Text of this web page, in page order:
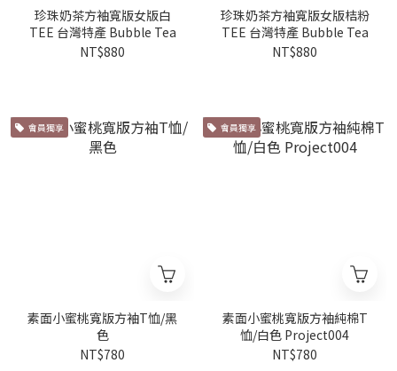
珍珠奶茶方袖寬版女版白
TEE 台灣特產 Bubble Tea
NT$880
珍珠奶茶方袖寬版女版桔粉
TEE 台灣特產 Bubble Tea
NT$880
會員獨享
素面小蜜桃寬版方袖T恤/黑
色
NT$780
會員獨享
素面小蜜桃寬版方袖純棉T
恤/白色 Project004
NT$780